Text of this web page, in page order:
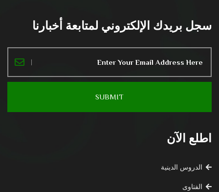
سجل بريدك الإلكتروني لمتابعة أخبارنا
اطلع الآن
الدروس الدينية
الفتاوى